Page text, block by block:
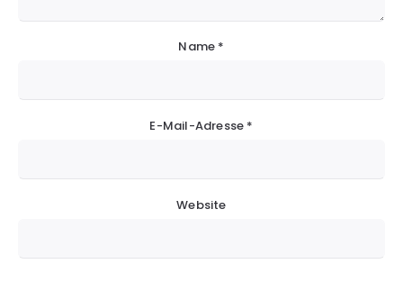
Name *
E-Mail-Adresse *
Website